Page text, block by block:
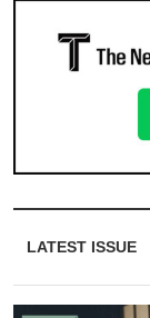
LATEST ISSUE